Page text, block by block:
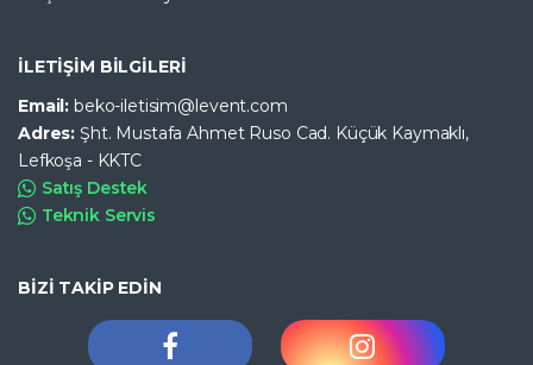
İLETİŞİM BİLGİLERİ
Email:beko-iletisim@levent.com
Adres:Şht. Mustafa Ahmet Ruso Cad. Küçük Kaymaklı,
Lefkoşa - KKTC
Satış Destek
Teknik Servis
BİZİ TAKİP EDİN